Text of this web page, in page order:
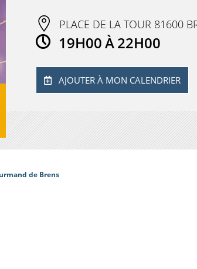
PLACE DE LA TOUR 81600
19H00À22H00
AJOUTER À MON CALENDRIER
de Brens